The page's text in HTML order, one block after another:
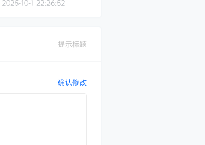
2025-10-1 22:26:52
提示标题
确认修改